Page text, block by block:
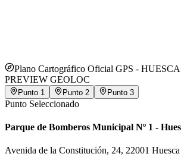
Plano Cartográfico Oficial GPS - HUESCA
PREVIEW GEOLOC
Punto1 Punto2 Punto3
Punto Seleccionado
Parque de Bomberos Municipal Nº 1 -
Avenida de la Constitución, 24, 22001 Huesca